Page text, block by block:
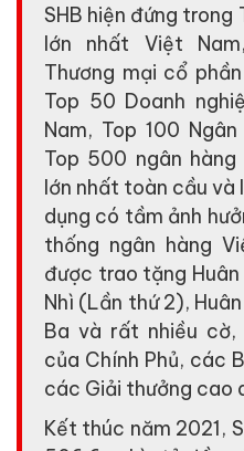
SHB hiện đứng trong
lớn nhất Việt
Thương mại cổ
Top 50 Doanh
Nam, Top 100
Top 500 ngân
lớn nhất toàn cầu và
dụng có tầm ảnh
thống ngân hàng
được trao tặng
Nhì (Lần thứ 2),
Ba và rất nhiều cờ,
của Chính Phủ, các
các Giải thưởng cao
Kết thúc năm 2021,